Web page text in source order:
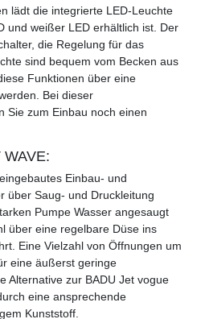
lädt die integrierte LED-Leuchte
und weißer LED erhältlich ist. Der
die Regelung für das
sind bequem vom Becken aus
Funktionen über eine
Bei dieser
Sie zum Einbau noch einen
Einbau- und
über Saug- und Druckleitung
Pumpe Wasser angesaugt
über eine regelbare Düse ins
Eine Vielzahl von Öffnungen um
eine äußerst geringe
Alternative zur BADU Jet vogue
eine ansprechende
Kunststoff.